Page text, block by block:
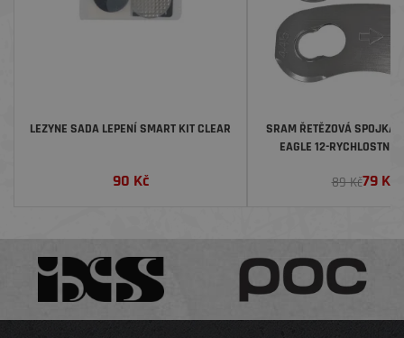
LEZYNE SADA LEPENÍ SMART KIT CLEAR
90 Kč
SRAM ŘETĚZOVÁ SPOJKA
EAGLE 12-RYCHLOSTNÍ
89 Kč79Kč